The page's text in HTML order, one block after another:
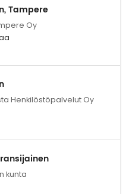
Tampere
Oy
Henkilöstöpalvelut Oy
kunta